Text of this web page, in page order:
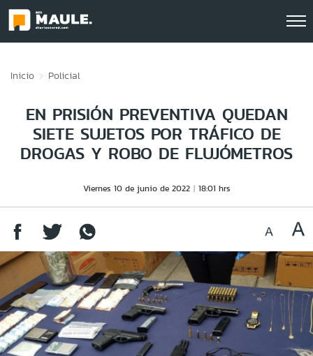
Inicio Policial
EN PRISIÓN PREVENTIVA QUEDAN
SIETE SUJETOS POR TRÁFICO DE
DROGAS Y ROBO DE FLUJÓMETROS
Viernes 10 de junio de 2022 18:01 hrs